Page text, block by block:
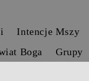
Intencje Mszy
Boga Grupy